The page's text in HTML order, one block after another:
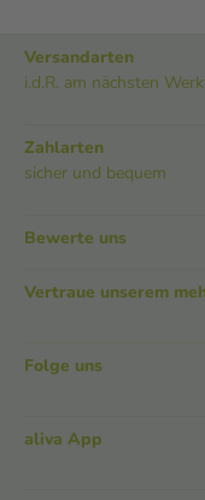
Versandarten
i.d.R. am nächsten
Zahlarten
sicher und bequem
Bewerte uns
Vertraue unserem
Folge uns
aliva App